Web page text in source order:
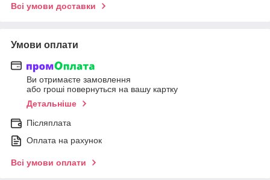
Всі умови доставки
Умови оплати
Ви отримаєте замовлення
або гроші повернуться на вашу картку
Детальніше
Післяплата
Оплата на рахунок
Всі умови оплати